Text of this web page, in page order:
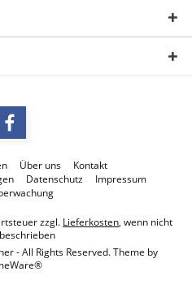
Über uns
Kontakt
Datenschutz
Impressum
zzgl. Lieferkosten, wenn nicht
- All Rights Reserved. Theme by